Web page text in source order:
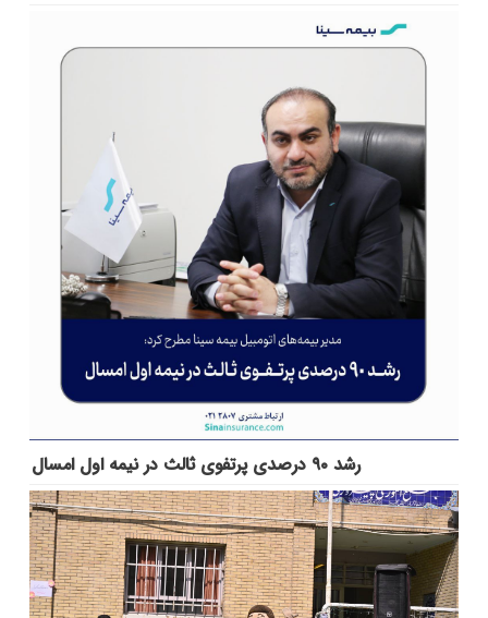
رشد ۹۰ درصدی پرتفوی ثالث در نیمه اول امسال